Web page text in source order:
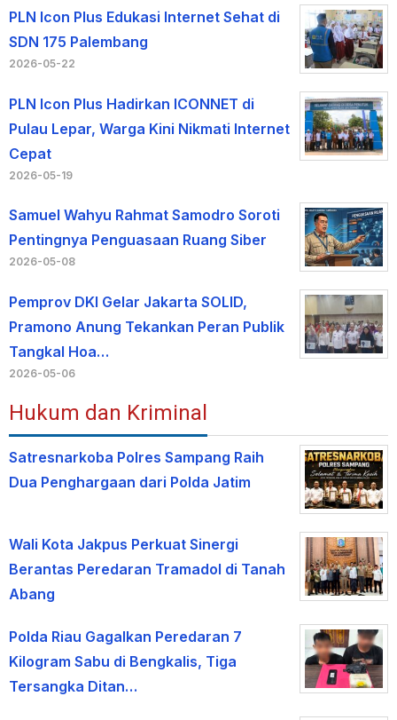
PLN Icon Plus Edukasi Internet Sehat di
SDN 175 Palembang
2026-05-22
PLN Icon Plus Hadirkan ICONNET di
Pulau Lepar, Warga Kini Nikmati Internet
Cepat
2026-05-19
Samuel Wahyu Rahmat Samodro Soroti
Pentingnya Penguasaan Ruang Siber
2026-05-08
Pemprov DKI Gelar Jakarta SOLID,
Pramono Anung Tekankan Peran Publik
Tangkal Hoa…
2026-05-06
Hukum dan Kriminal
Satresnarkoba Polres Sampang Raih
Dua Penghargaan dari Polda Jatim
Wali Kota Jakpus Perkuat Sinergi
Berantas Peredaran Tramadol di Tanah
Abang
Polda Riau Gagalkan Peredaran 7
Kilogram Sabu di Bengkalis, Tiga
Tersangka Ditan…